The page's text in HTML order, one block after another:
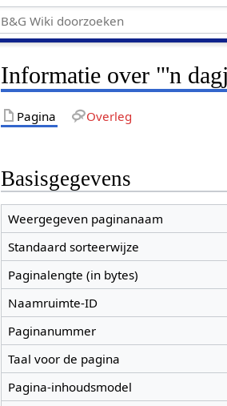
Informatie over "'n
Pagina Overleg
Basisgegevens
Weergegeven paginanaam
Standaard sorteerwijze
Paginalengte (in bytes)
Naamruimte-ID
Paginanummer
Taal voor de pagina
Pagina-inhoudsmodel